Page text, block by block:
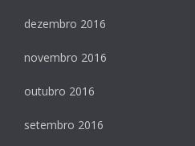
dezembro 2016
novembro 2016
outubro 2016
setembro 2016